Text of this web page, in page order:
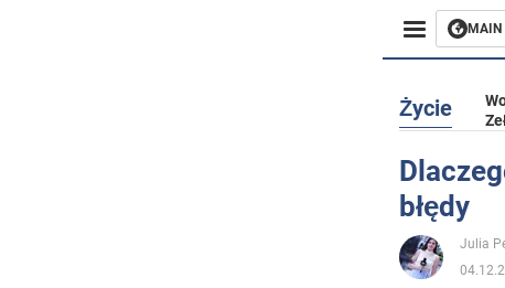
MAIN
Rozrywka
Życie
Życie
błędy
Julia